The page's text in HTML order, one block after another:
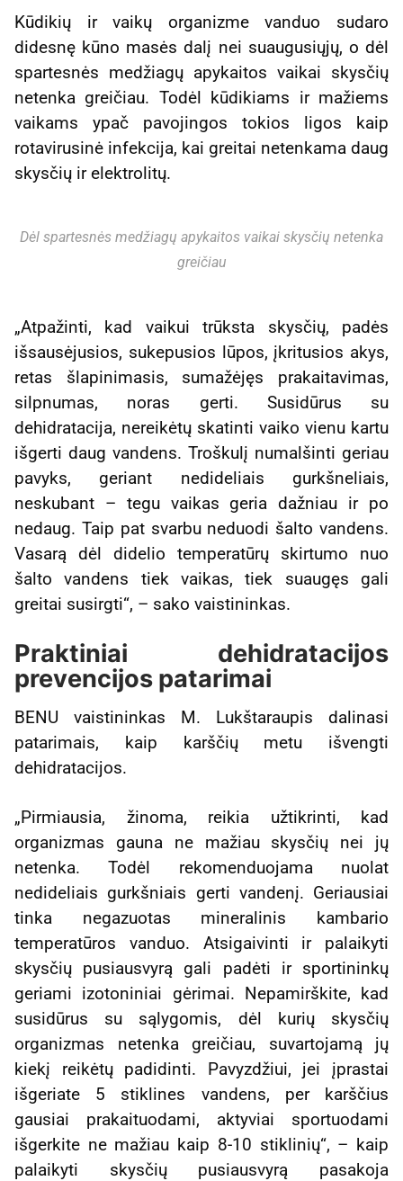
Kūdikių ir vaikų organizme vanduo sudaro
didesnę kūno masės dalį nei suaugusiųjų, o dėl
spartesnės medžiagų apykaitos vaikai skysčių
netenka greičiau. Todėl kūdikiams ir mažiems
vaikams ypač pavojingos tokios ligos kaip
rotavirusinė infekcija, kai greitai netenkama daug
skysčių ir elektrolitų.
Dėl spartesnės medžiagų apykaitos vaikai skysčių netenka
greičiau
„Atpažinti, kad vaikui trūksta skysčių, padės
išsausėjusios, sukepusios lūpos, įkritusios akys,
retas šlapinimasis, sumažėjęs prakaitavimas,
silpnumas, noras gerti. Susidūrus su
dehidratacija, nereikėtų skatinti vaiko vienu kartu
išgerti daug vandens. Troškulį numalšinti geriau
pavyks, geriant nedideliais gurkšneliais,
neskubant – tegu vaikas geria dažniau ir po
nedaug. Taip pat svarbu neduodi šalto vandens.
Vasarą dėl didelio temperatūrų skirtumo nuo
šalto vandens tiek vaikas, tiek suaugęs gali
greitai susirgti“, – sako vaistininkas.
Praktiniai dehidratacijos
prevencijos patarimai
BENU vaistininkas M. Lukštaraupis dalinasi
patarimais, kaip karščių metu išvengti
dehidratacijos.
„Pirmiausia, žinoma, reikia užtikrinti, kad
organizmas gauna ne mažiau skysčių nei jų
netenka. Todėl rekomenduojama nuolat
nedideliais gurkšniais gerti vandenį. Geriausiai
tinka negazuotas mineralinis kambario
temperatūros vanduo. Atsigaivinti ir palaikyti
skysčių pusiausvyrą gali padėti ir sportininkų
geriami izotoniniai gėrimai. Nepamirškite, kad
susidūrus su sąlygomis, dėl kurių skysčių
organizmas netenka greičiau, suvartojamą jų
kiekį reikėtų padidinti. Pavyzdžiui, jei įprastai
išgeriate 5 stiklines vandens, per karščius
gausiai prakaituodami, aktyviai sportuodami
išgerkite ne mažiau kaip 8-10 stiklinių“, – kaip
palaikyti skysčių pusiausvyrą pasakoja